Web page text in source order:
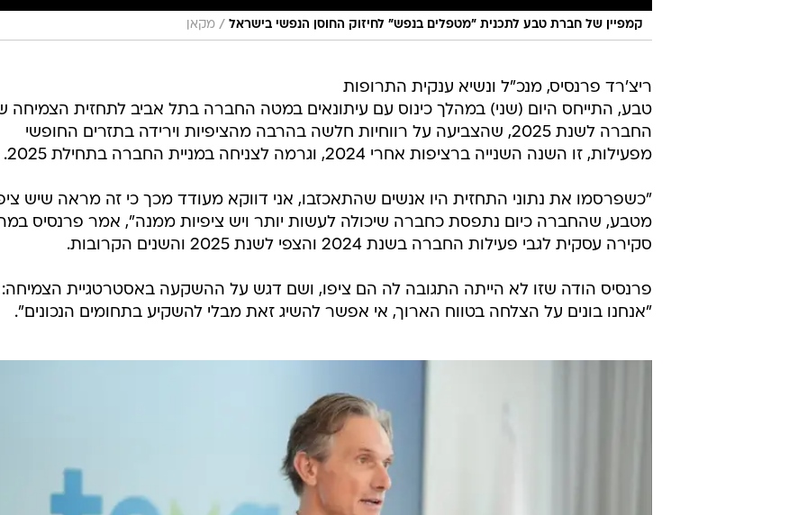
קמפיין של חברת טבע לתכנית "מטפלים בנפש" לחיזוק החוסן הנפשי בישראל / מקאן
ריצ'רד פרנסיס, מנכ"ל ונשיא ענקית התרופות
טבע, התייחס היום (שני) במהלך כינוס עם עיתונאים במטה החברה בתל אביב לתחזית הצמיחה
החברה לשנת 2025, שהצביעה על רווחיות חלשה בהרבה מהציפיות וירידה בתזרים החופשי
"כשפרסמו את נתוני התחזית היו אנשים שהתאכזבו, אני דווקא מעודד מכך כי זה מראה שיש
מטבע, שהחברה כיום נתפסת כחברה שיכולה לעשות יותר ויש ציפיות ממנה", אמר פרנסיס
סקירה עסקית לגבי פעילות החברה בשנת 2024 והצפי לשנת 2025 והשנים הקרובות.
פרנסיס הודה שזו לא הייתה התגובה לה הם ציפו, ושם דגש על ההשקעה באסטרטגיית הצמיחה:
"אנחנו בונים על הצלחה בטווח הארוך, אי אפשר להשיג זאת מבלי להשקיע בתחומים הנכונים".